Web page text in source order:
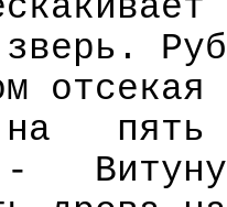
на
пять
-
Витуну